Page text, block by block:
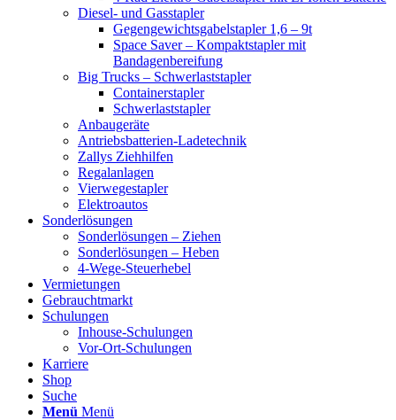
Diesel- und Gasstapler
Gegengewichtsgabelstapler 1,6 – 9t
Space Saver – Kompaktstapler mit
Bandagenbereifung
Big Trucks – Schwerlaststapler
Containerstapler
Schwerlaststapler
Anbaugeräte
Antriebsbatterien-Ladetechnik
Zallys Ziehhilfen
Regalanlagen
Vierwegestapler
Elektroautos
Sonderlösungen
Sonderlösungen – Ziehen
Sonderlösungen – Heben
4-Wege-Steuerhebel
Vermietungen
Gebrauchtmarkt
Schulungen
Inhouse-Schulungen
Vor-Ort-Schulungen
Karriere
Shop
Suche
Menü Menü